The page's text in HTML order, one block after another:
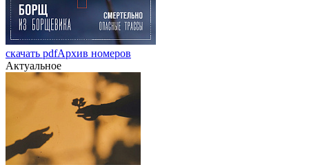
скачать pdfАрхив номеров
Актуальное